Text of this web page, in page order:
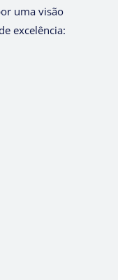
uma visão
excelência: